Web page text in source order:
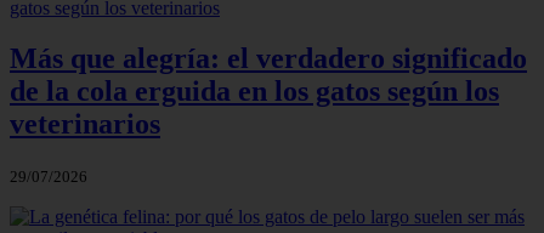
Más que alegría: el verdadero significado
de la cola erguida en los gatos según los
veterinarios
29/07/2026